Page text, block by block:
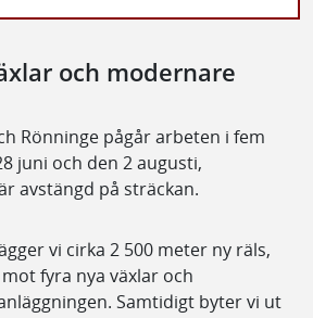
och modernare
Rönninge pågår arbeten i fem
juni och den 2 augusti,
avstängd på sträckan.
vi cirka 2 500 meter ny räls,
fyra nya växlar och
Samtidigt byter vi ut